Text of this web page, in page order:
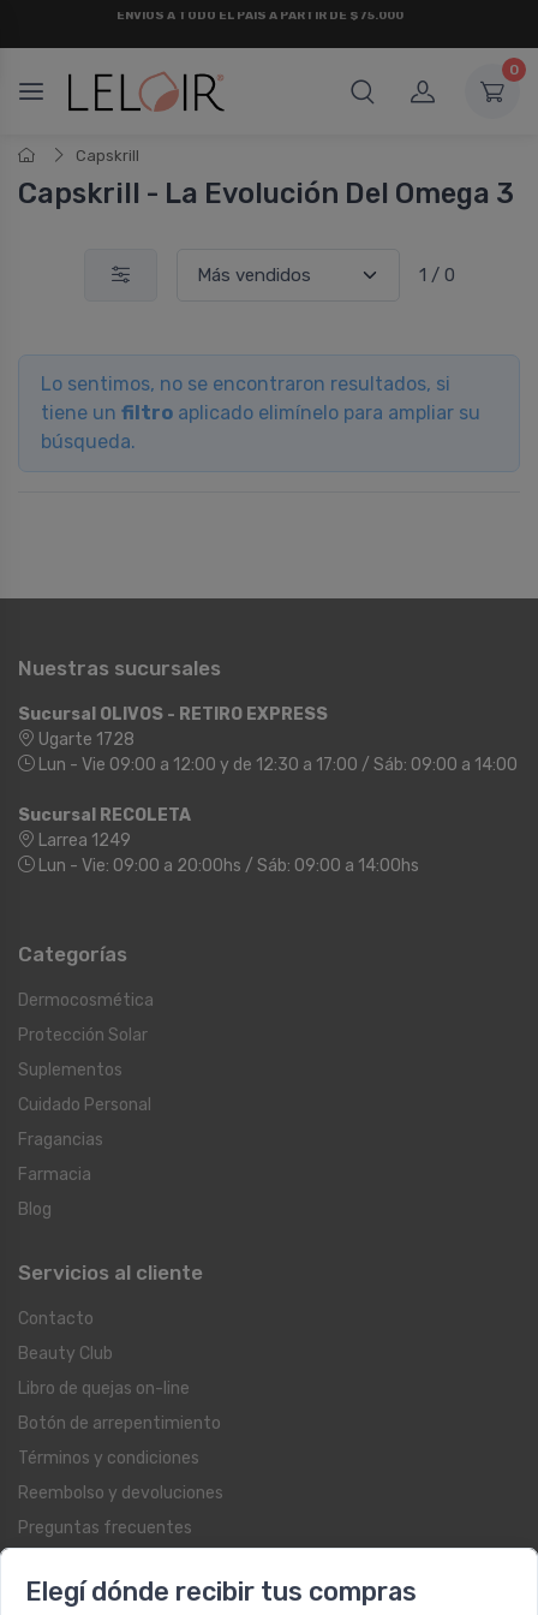
Elegí dónde recibir tus compras
ENVÍOS A TODO EL PAÍS A PARTIR DE $75.000
0
Capskrill
Capskrill - La Evolución Del Omega 3
1 / 0
Lo sentimos, no se encontraron resultados, si
tiene un filtro aplicado elimínelo para ampliar su
búsqueda.
Nuestras sucursales
Sucursal OLIVOS - RETIRO EXPRESS
Ugarte 1728
Lun - Vie 09:00 a 12:00 y de 12:30 a 17:00 / Sáb: 09:00 a 14:00
Sucursal RECOLETA
Larrea 1249
Lun - Vie: 09:00 a 20:00hs / Sáb: 09:00 a 14:00hs
Categorías
Dermocosmética
Protección Solar
Suplementos
Cuidado Personal
Fragancias
Farmacia
Blog
Servicios al cliente
Contacto
Beauty Club
Libro de quejas on-line
Botón de arrepentimiento
Términos y condiciones
Reembolso y devoluciones
Preguntas frecuentes